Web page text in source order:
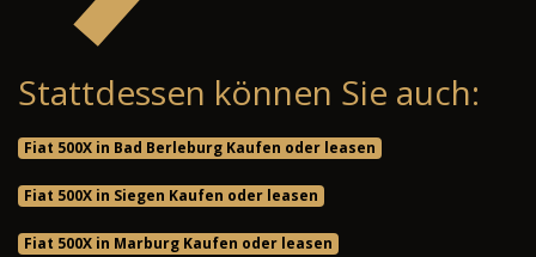
Stattdessen können Sie auch:
Fiat 500X in Bad Berleburg Kaufen oder leasen
Fiat 500X in Siegen Kaufen oder leasen
Fiat 500X in Marburg Kaufen oder leasen